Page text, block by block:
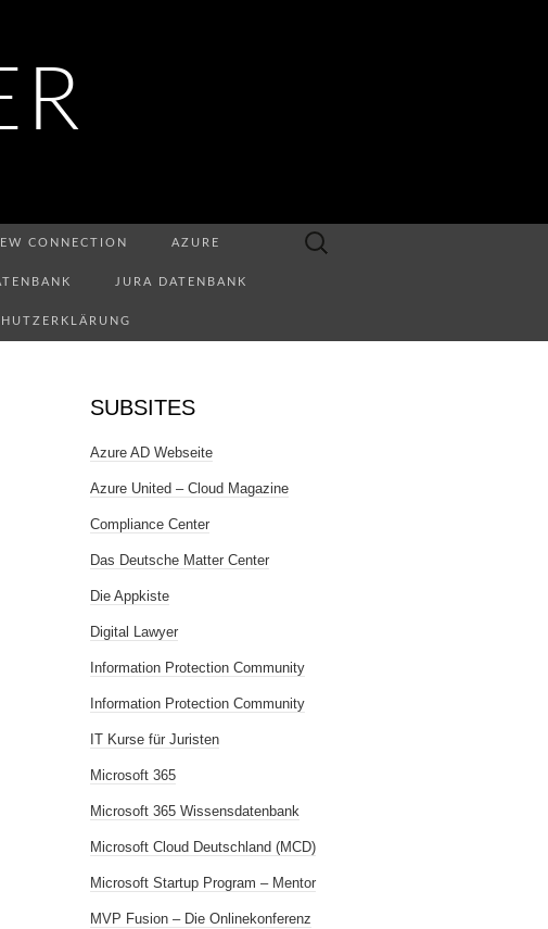
CONNECTION AZURE
JURA DATENBANK
Suchen
SUBSITES
Azure AD Webseite
Azure United – Cloud Magazine
Compliance Center
Das Deutsche Matter Center
Die Appkiste
Digital Lawyer
Information Protection Community
Information Protection Community
IT Kurse für Juristen
Microsoft 365
Microsoft 365 Wissensdatenbank
Microsoft Cloud Deutschland (MCD)
Microsoft Startup Program – Mentor
MVP Fusion – Die Onlinekonferenz